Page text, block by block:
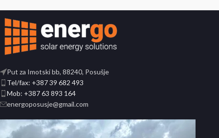
Put za Imotski bb, 88240, Posušje
Tel/fax: +387 39 682 493
Mob: +387 63 893 164
energoposusje@gmail.com